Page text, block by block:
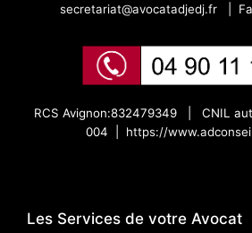
secretariat@avocatadjedj.fr
RCS Avignon:832479349 | CNIL
004 | https://
Les Services de votre Avocat